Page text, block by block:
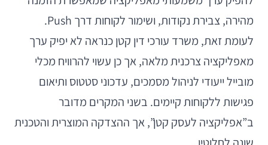
מהירה, צבירת נקודות, ושימור לקוחות דרך Push.
לעומת זאת, משרד עורכי דין קטן כנראה לא יפיק ערך
מאפליקציה צרכנית מלאה, אך כן עשוי להרוויח מכלי
מובייל ייעודי לניהול מסמכים, עדכוני סטטוס ותיאום
פגישות ללקוחות קיימים. בשני המקרים מדובר
ב”אפליקציה לעסק קטן”, אך ההצדקה המוצרית והטכנית